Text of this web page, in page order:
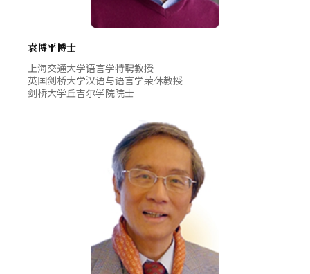
袁博平博士
上海交通大学语言学特聘教授
英国剑桥大学汉语与语言学荣休教授
剑桥大学丘吉尔学院院士